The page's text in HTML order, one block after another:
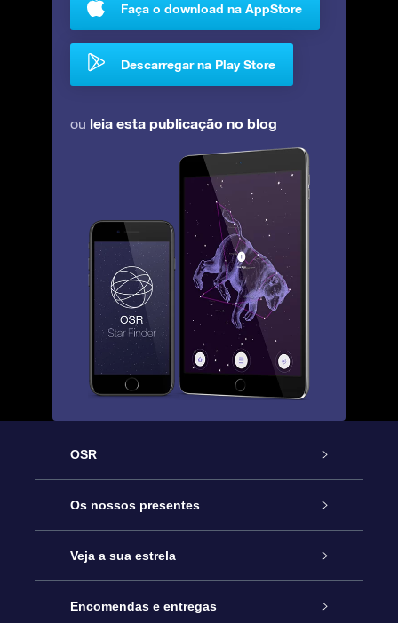
Faça o download na AppStore
Descarregar na Play Store
ou leia esta publicação no blog
OSR
Serviço
Contactos
O Blog
Os nossos presentes
Prenda Star Online
Pacote Prenda OSR
Veja a sua estrela
Registo de Estrela
Encomendas e entregas